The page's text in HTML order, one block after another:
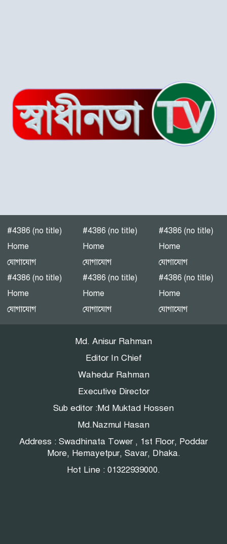
ইউনিয়নে বিএনপি’র বিশাল
“গলাচিপায় বিএনপির জনসভা:
‘কাউকে বর্গা দেওয়ার জন্য
পটুয়াখালীতে গণঅধিকার
পরিষদের জনসভা
বিতর্ক: সুরক্ষার নীতি, নাকি
#4386 (no title)
Home
যোগাযোগ
#4386 (no title)
Home
যোগাযোগ
#4386 (no title)
Home
যোগাযোগ
#4386 (no title)
Home
যোগাযোগ
#4386 (no title)
Home
যোগাযোগ
#4386 (no title)
Home
যোগাযোগ
Md. Anisur Rahman
Editor In Chief
Wahedur Rahman
Executive Director
Sub editor :Md Muktad Hossen
Md.Nazmul Hasan
Address : Swadhinata Tower , 1st Floor, Poddar
More, Hemayetpur, Savar, Dhaka.
Hot Line : 01322939000.